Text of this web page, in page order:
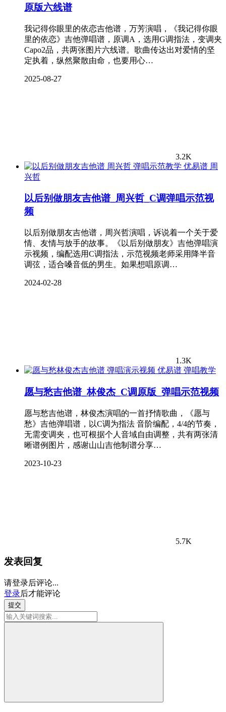
原版六线谱
我记得你眼里的依恋吉他谱，万芳演唱，《我记得你眼
里的依恋》吉他弹唱谱，原调A，选用G调指法，变调夹
Capo2品，共两张图片六线谱。歌曲传达出对爱情的坚
定执着，纵然聚散由命，也要用心…
2025-08-27
3.2K
周
兴哲
以后别做朋友吉他谱_周兴哲_C调弹唱示范视
频
以后别做朋友吉他谱，周兴哲演唱，诉说着一个关于爱
情、友情与放手的故事。《以后别做朋友》吉他弹唱演
示视频，编配选用C调指法，示范视频老师采用降半音
调弦，适合嗓音低的男生。如果想唱原调…
2024-02-28
1.3K
弹唱教学
愿与愁吉他谱_林俊杰_C调原版_弹唱示范视频
愿与愁吉他谱，林俊杰演唱的一首抒情歌曲，《愿与
愁》吉他弹唱谱，以C调为指法 音阶编配，4/4的节奏，
无需变调夹，也可根据个人音域自由调整，共有两张清
晰谱例图片，感谢山山吉他制谱分享…
2023-10-23
5.7K
发表回复
请登录后评论...
登录后才能评论
提交